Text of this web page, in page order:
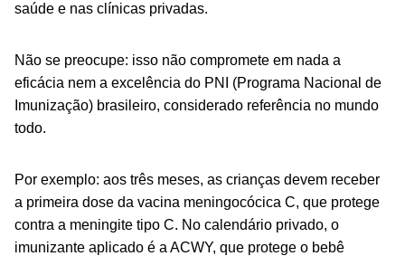
saúde e nas clínicas privadas.
Não se preocupe: isso não compromete em nada a
eficácia nem a excelência do PNI (Programa Nacional de
Imunização) brasileiro, considerado referência no mundo
todo.
Por exemplo: aos três meses, as crianças devem receber
a primeira dose da vacina meningocócica C, que protege
contra a meningite tipo C. No calendário privado, o
imunizante aplicado é a ACWY, que protege o bebê